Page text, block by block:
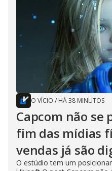
O VÍCIO / HÁ 38 MINUTOS
Capcom não se
fim das mídias
vendas já são
O estúdio tem um